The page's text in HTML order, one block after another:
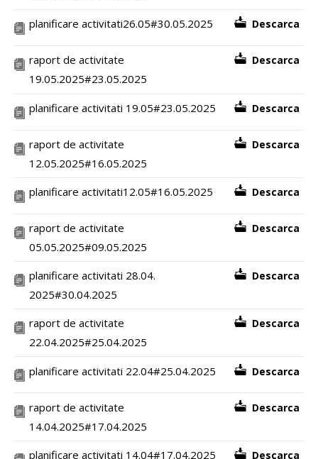
planificare activitati26.05#30.05.2025 Descarca
raport de activitate
19.05.2025#23.05.2025
Descarca
planificare activitati 19.05#23.05.2025 Descarca
raport de activitate
12.05.2025#16.05.2025
Descarca
planificare activitati12.05#16.05.2025 Descarca
raport de activitate
05.05.2025#09.05.2025
Descarca
planificare activitati 28.04.
2025#30.04.2025
Descarca
raport de activitate
22.04.2025#25.04.2025
Descarca
planificare activitati 22.04#25.04.2025 Descarca
raport de activitate
14.04.2025#17.04.2025
Descarca
planificare activitati 14.04#17.04.2025 Descarca